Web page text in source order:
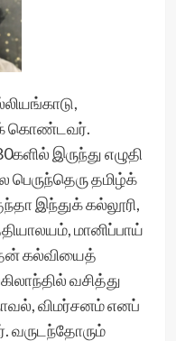
கொண்டவர்.
இருந்து எழுதி
தமிழ்க்
இந்துக் கல்லூரி,
மானிப்பாய்
தன் கல்வியைத்
வசித்து
விமர்சனம் எனப்
வருடந்தோரும்